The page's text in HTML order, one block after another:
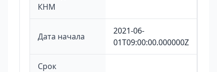
КНМ
Дата начала
2021-06-
01T09:00:00.000000Z
Срок